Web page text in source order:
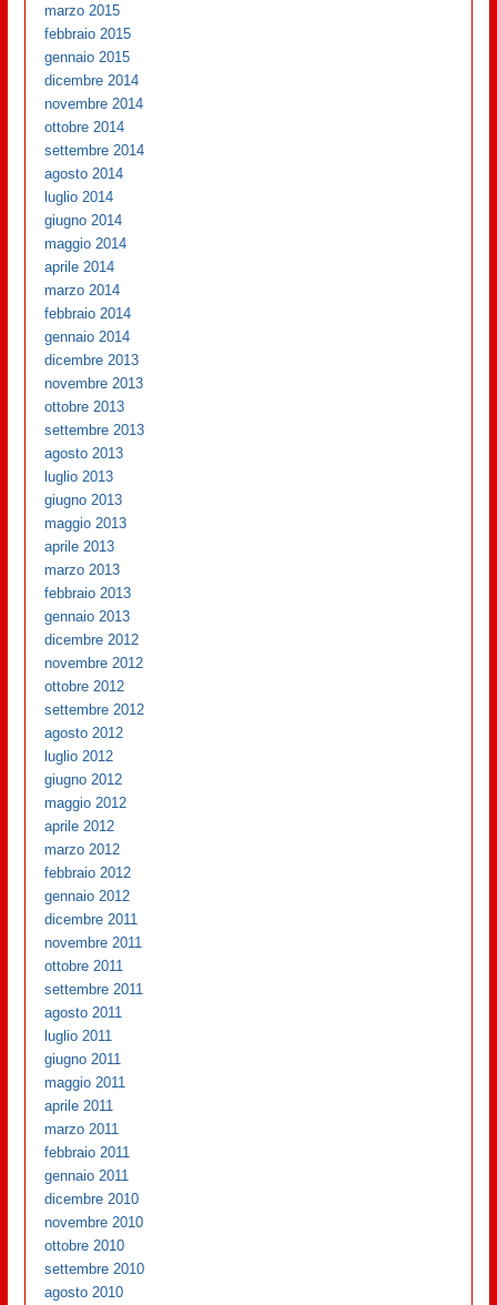
marzo 2015
febbraio 2015
gennaio 2015
dicembre 2014
novembre 2014
ottobre 2014
settembre 2014
agosto 2014
luglio 2014
giugno 2014
maggio 2014
aprile 2014
marzo 2014
febbraio 2014
gennaio 2014
dicembre 2013
novembre 2013
ottobre 2013
settembre 2013
agosto 2013
luglio 2013
giugno 2013
maggio 2013
aprile 2013
marzo 2013
febbraio 2013
gennaio 2013
dicembre 2012
novembre 2012
ottobre 2012
settembre 2012
agosto 2012
luglio 2012
giugno 2012
maggio 2012
aprile 2012
marzo 2012
febbraio 2012
gennaio 2012
dicembre 2011
novembre 2011
ottobre 2011
settembre 2011
agosto 2011
luglio 2011
giugno 2011
maggio 2011
aprile 2011
marzo 2011
febbraio 2011
gennaio 2011
dicembre 2010
novembre 2010
ottobre 2010
settembre 2010
agosto 2010